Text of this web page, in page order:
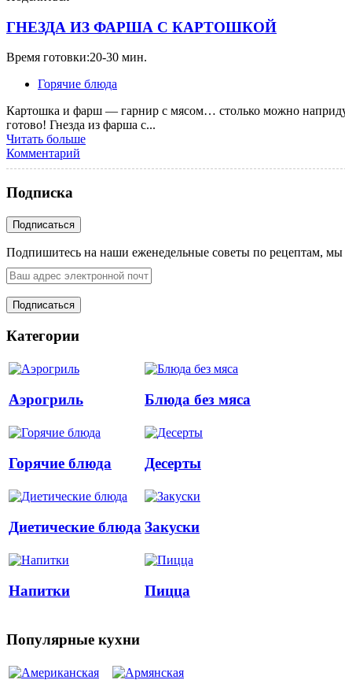
ГНЕЗДА ИЗ ФАРША С КАРТОШКОЙ
Время готовки:20-30 мин.
Горячие блюда
Картошка и фарш — гарнир с мясом… столько можно
готово! Гнезда из фарша с...
Читать больше
Комментарий
Подписка
Подпишитесь на наши еженедельные советы по рецептам, мы
Категории
Аэрогриль Блюда без мяса
Горячие блюда Десерты
Диетические блюда Закуски
Напитки Пицца
Популярные кухни